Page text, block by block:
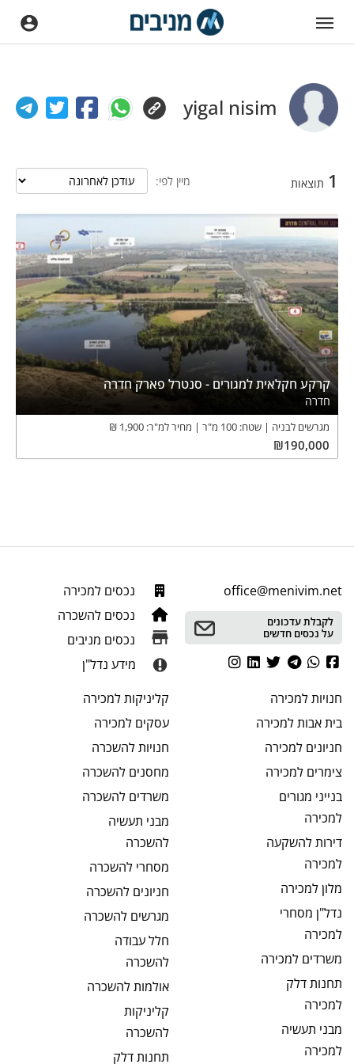
yigal nisim
1 תוצאות מיין לפי:
קרקע חקלאית למגורים - סנטרל פארק חדרה
חדרה
מגרשים לבניה שטח: 100 מ"ר מחיר למ"ר: 1,900
₪
₪190,000
office@menivim.net
לקבלת עדכונים
על נכסים חדשים
נכסים למכירה
נכסים להשכרה
נכסים מניבים
מידע נדל"ן
חנויותלמכירה
בית אבותלמכירה
חניונים למכירה
צימרים למכירה
בנייני מגורים
למכירה
דירות להשקעה
למכירה
מלון למכירה
נדל"ן מסחרי
למכירה
משרדים למכירה
תחנות דלק
למכירה
מבני תעשיה
למכירה
קליניקותלמכירה
עסקים למכירה
חנויותלהשכרה
מחסנים להשכרה
משרדים להשכרה
מבני תעשיה
להשכרה
מסחרי להשכרה
חניונים להשכרה
מגרשים להשכרה
חלל עבודה
להשכרה
אולמותלהשכרה
קליניקות
להשכרה
תחנות דלק